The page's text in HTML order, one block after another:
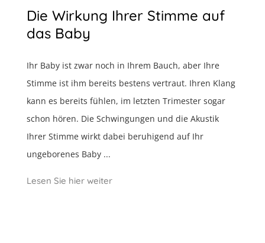
Die Wirkung Ihrer Stimme auf
das Baby
Ihr Baby ist zwar noch in Ihrem Bauch, aber Ihre
Stimme ist ihm bereits bestens vertraut. Ihren Klang
kann es bereits fühlen, im letzten Trimester sogar
schon hören. Die Schwingungen und die Akustik
Ihrer Stimme wirkt dabei beruhigend auf Ihr
ungeborenes Baby ...
Lesen Sie hier weiter